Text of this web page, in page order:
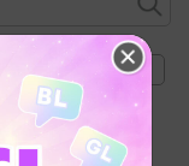
หน้าที่ 1